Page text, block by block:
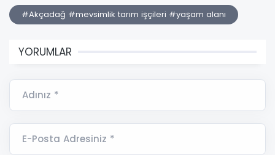
#Akçadağ #mevsimlik tarım işçileri #yaşam alanı
YORUMLAR
Adınız *
E-Posta Adresiniz *